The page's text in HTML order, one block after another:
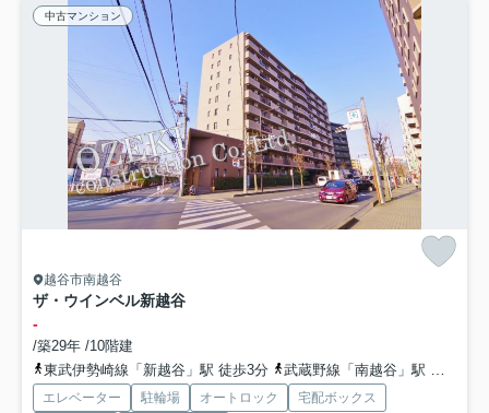
中古マンション
越谷市南越谷
ザ・ウインベル新越谷
-
/築29年 /10階建
東武伊勢崎線「新越谷」駅 徒歩3分
武蔵野線「南越谷」駅 徒歩3分
エレベーター 駐輪場 オートロック
宅配ボックス